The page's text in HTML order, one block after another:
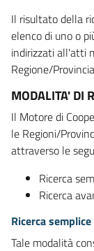
Il risultato della
elenco di uno o
indirizzati all'atti
Regione/
MODALITA' DI
Il Motore di
le Regioni/
attraverso le
Ricerca
Ricerca
Ricerca semplice
Tale modalità